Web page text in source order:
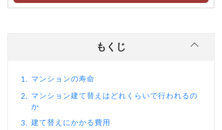
もくじ
1. マンションの寿命
2. マンション建て替えはどれくらいで行われるの
か
3. 建て替えにかかる費用